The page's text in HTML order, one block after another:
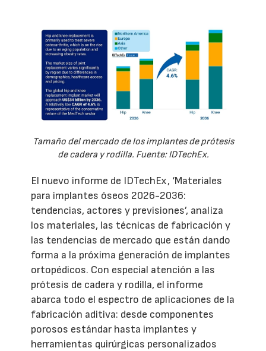
Tamaño del mercado de los implantes de prótesis
de cadera y rodilla. Fuente: IDTechEx.
El nuevo informe de IDTechEx, ‘Materiales
para implantes óseos 2026-2036:
tendencias, actores y previsiones’, analiza
los materiales, las técnicas de fabricación y
las tendencias de mercado que están dando
forma a la próxima generación de implantes
ortopédicos. Con especial atención a las
prótesis de cadera y rodilla, el informe
abarca todo el espectro de aplicaciones de la
fabricación aditiva: desde componentes
porosos estándar hasta implantes y
herramientas quirúrgicas personalizados